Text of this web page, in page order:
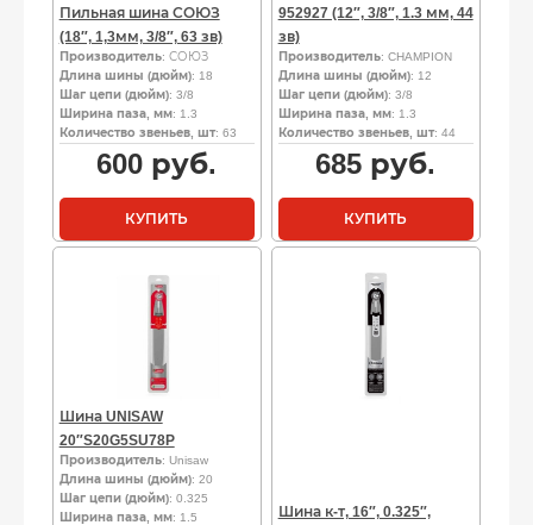
Пильная шина СОЮЗ
(18″, 1,3мм, 3/8″, 63 зв)
Производитель: СОЮЗ
Длина шины (дюйм): 18
Шаг цепи (дюйм): 3/8
Ширина паза, мм: 1.3
Количество звеньев, шт: 63
600 руб.
КУПИТЬ
952927 (12″, 3/8″, 1.3 мм, 44
зв)
Производитель: CHAMPION
Длина шины (дюйм): 12
Шаг цепи (дюйм): 3/8
Ширина паза, мм: 1.3
Количество звеньев, шт: 44
685 руб.
КУПИТЬ
Шина UNISAW
20″S20G5SU78P
Производитель: Unisaw
Длина шины (дюйм): 20
Шаг цепи (дюйм): 0.325
Ширина паза, мм: 1.5
Шина к-т, 16″, 0.325″,